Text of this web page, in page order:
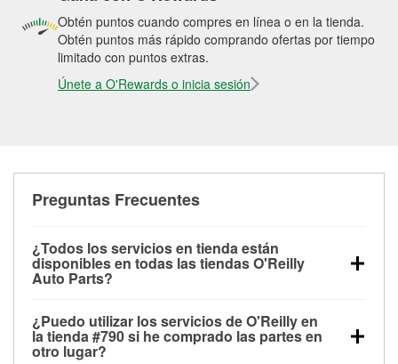
Obtén puntos cuando compres en línea o en la tienda.
Obtén puntos más rápido comprando ofertas por tiempo
limitado con puntos extras.
Únete a O'Rewards o inicia sesión
Preguntas Frecuentes
¿Todos los servicios en tienda están
disponibles en todas las tiendas O'Reilly
Auto Parts?
las pruebas de batería, pruebas de alternador y
motor de arranque, revisión de la luz “Check Engine”
¿Puedo utilizar los servicios de O'Reilly en
la tienda #790 si he comprado las partes en
otro lugar?